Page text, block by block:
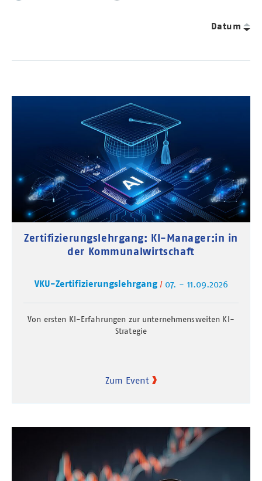
Datum
Zertifizierungslehrgang: KI-Manager:in in
der Kommunalwirtschaft
VKU-Zertifizierungslehrgang 07. - 11.09.2026
Von ersten KI-Erfahrungen zur unternehmensweiten KI-
Strategie
Zum Event